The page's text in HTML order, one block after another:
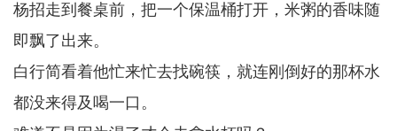
杨招走到餐桌前，把一个保温桶打开，米粥的香味随
即飘了出来。
白行简看着他忙来忙去找碗筷，就连刚倒好的那杯水
都没来得及喝一口。